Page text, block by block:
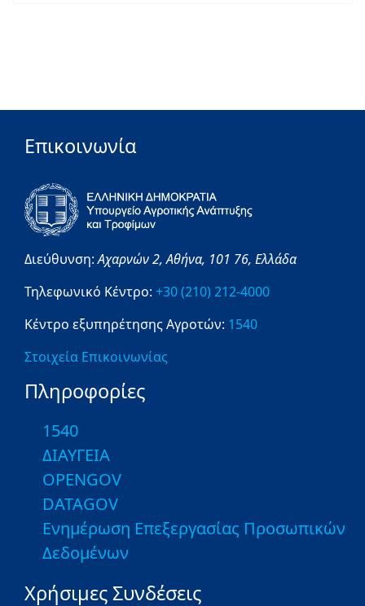
Επικοινωνία
Διεύθυνση:Αχαρνών 2,Αθήνα, 101 76, Ελλάδα
Τηλεφωνικό Κέντρο: +30 (210) 212-4000
Κέντρο εξυπηρέτησης Αγροτών: 1540
Στοιχεία Επικοινωνίας
Πληροφορίες
1540
ΔΙΑΥΓΕΙΑ
OPENGOV
DATAGOV
Ενημέρωση Επεξεργασίας Προσωπικών
Δεδομένων
Χρήσιμες Συνδέσεις